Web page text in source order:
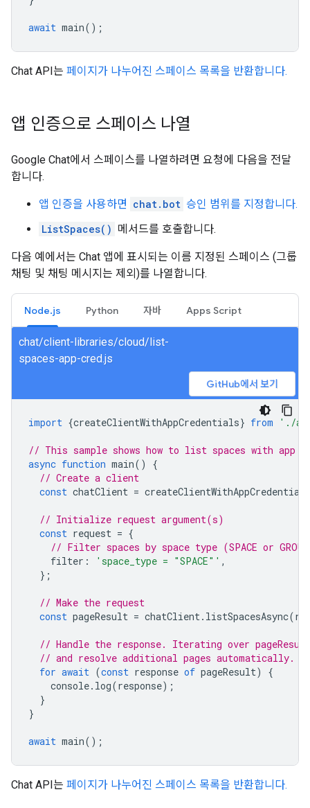
await main();
Chat API는 페이지가 나누어진 스페이스 목록을 반환합니다.
앱 인증으로 스페이스 나열
Google Chat에서 스페이스를 나열하려면 요청에 다음을 전달
합니다.
앱 인증을 사용하면 chat.bot 승인 범위를 지정합니다.
ListSpaces() 메서드를 호출합니다.
다음 예에서는 Chat 앱에 표시되는 이름 지정된 스페이스 (그룹
채팅 및 채팅 메시지는 제외)를 나열합니다.
Node.js Python 자바 Apps Script
chat/client-libraries/cloud/list-
spaces-app-cred.js
GitHub에서 보기
import {createClientWithAppCredentials} from './
// This sample shows how to list spaces with app
async function main()
{
// Create a client
const chatClient = createClientWithAppCredentials
// Initialize request argument(s)
const request = {
// Filter spaces by space type (SPACE or
filter : 'space_type = "SPACE"' ,
};
// Make the request
const pageResult = chatClient. listSpacesAsync(
// Handle the response. Iterating over
// and resolve additional pages automatically.
for await (const response of pageResult)
{
console. log(response);
}
}
await main();
Chat API는 페이지가 나누어진 스페이스 목록을 반환합니다.